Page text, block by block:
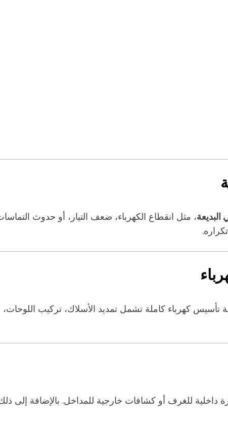
، مثل انقطاع الكهرباء، ضعف التيار، أو حدوث
تأسيس كهرباء كاملة تشمل تمديد الأسلاك، تركيب اللوحات،
داخلية للغرف أو كشافات خارجية للمداخل. بالإضافة إلى